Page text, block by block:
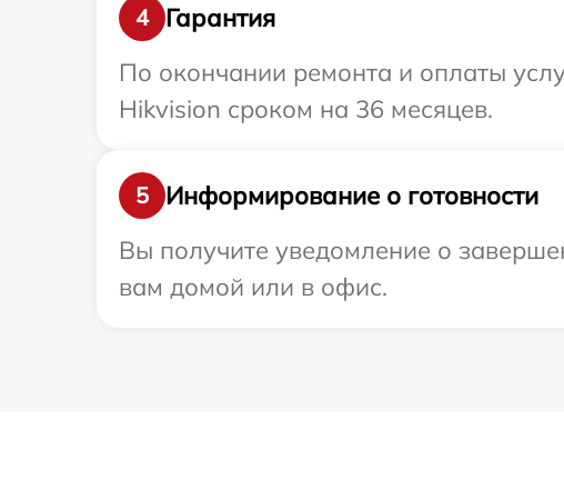
4
Гарантия
По окончании ремонта и оплаты
Hikvision сроком на 36 месяцев.
5
Информирование о готовности
Вы получите уведомление о
вам домой или в офис.